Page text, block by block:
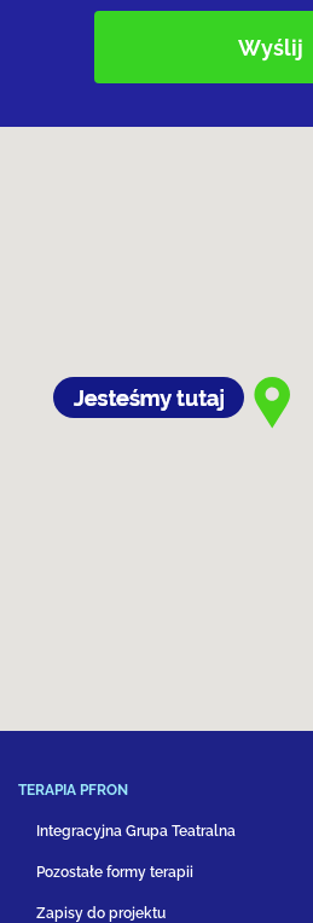
TERAPIA PFRON
Integracyjna Grupa Teatralna
Pozostałe formy terapii
Zapisy do projektu